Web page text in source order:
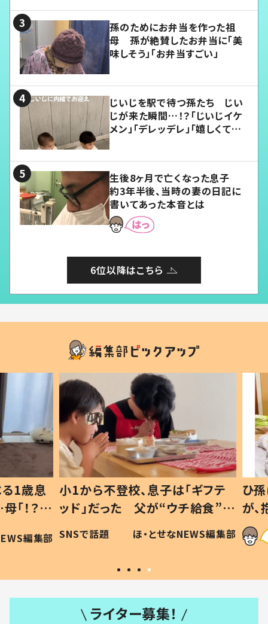
孫のためにお弁当を作った祖
母 孫が絶賛したお弁当に「美
味しそう」「お弁当すごい」
じいじを駅で待つ孫たち じい
じが来た瞬間…！？「じいじイケ
メン」「デレッデレ」「嬉しくて可
生後8ヶ月で亡くなった息子
約3年半後、当時の妻の日記に
書いてあった本音とは
6位以降はこちら
歳息
？」
編集部
小1から不登校、息子は「ギフテ
ッド」だった 父が“ウチ給食”を
作り続ける理由とは #令和の親
#令和の子
SNSで話題 ほ・とせなNEWS編集部
ひ孫
が、抱
「涙が
い」
ライター募集！